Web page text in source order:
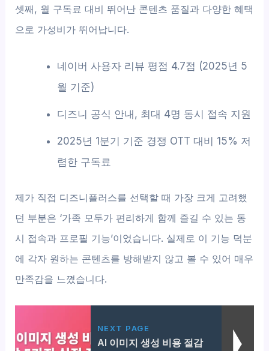
셋째, 월 구독료 대비 뛰어난 콘텐츠 품질과 다양한 혜택
으로 가성비가 뛰어납니다.
네이버 사용자 리뷰 평점 4.7점 (2025년 5
월 기준)
디즈니 공식 안내, 최대 4명 동시 접속 지원
2025년 1분기 기준 경쟁 OTT 대비 15% 저
렴한 구독료
제가 직접 디즈니플러스를 선택할 때 가장 크게 고려했
던 부분은 ‘가족 모두가 편리하게 함께 즐길 수 있는 동
시 접속과 프로필 기능’이었습니다. 실제로 이 기능 덕분
에 각자 원하는 콘텐츠를 방해받지 않고 볼 수 있어 매우
만족감을 느꼈습니다.
NEXT PAGE
AI 이미지 생성 비용 절감